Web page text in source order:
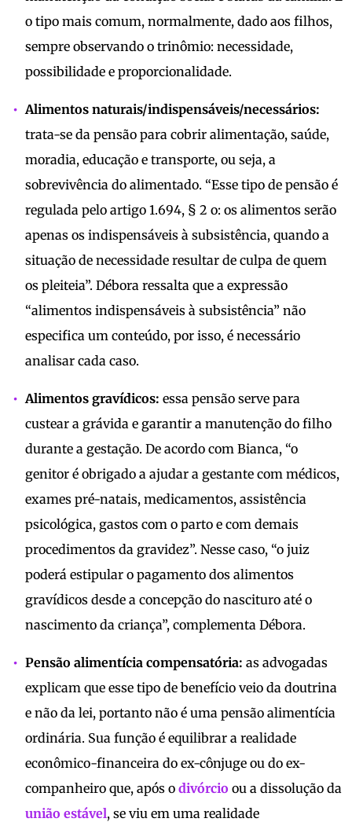
o tipo mais comum, normalmente, dado aos filhos,
sempre observando o trinômio: necessidade,
possibilidade e proporcionalidade.
Alimentos naturais/indispensáveis/necessários:
trata-se da pensão para cobrir alimentação, saúde,
moradia, educação e transporte, ou seja, a
sobrevivência do alimentado. “Esse tipo de pensão é
regulada pelo artigo 1.694, § 2 o: os alimentos serão
apenas os indispensáveis à subsistência, quando a
situação de necessidade resultar de culpa de quem
os pleiteia”. Débora ressalta que a expressão
“alimentos indispensáveis à subsistência” não
especifica um conteúdo, por isso, é necessário
analisar cada caso.
Alimentos gravídicos: essa pensão serve para
custear a grávida e garantir a manutenção do filho
durante a gestação. De acordo com Bianca, “o
genitor é obrigado a ajudar a gestante com médicos,
exames pré-natais, medicamentos, assistência
psicológica, gastos com o parto e com demais
procedimentos da gravidez”. Nesse caso, “o juiz
poderá estipular o pagamento dos alimentos
gravídicos desde a concepção do nascituro até o
nascimento da criança”, complementa Débora.
Pensão alimentícia compensatória: as advogadas
explicam que esse tipo de benefício veio da doutrina
e não da lei, portanto não é uma pensão alimentícia
ordinária. Sua função é equilibrar a realidade
econômico-financeira do ex-cônjuge ou do ex-
companheiro que, após o divórcio ou a dissolução da
união estável, se viu em uma realidade